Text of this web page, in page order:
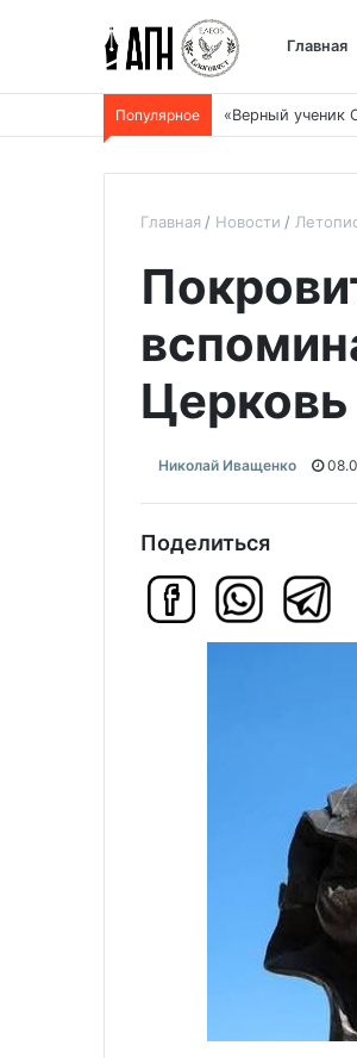
Главная
Популярное «Верный ученик
Главная Новости
Церковь
Николай Иващенко
Поделиться